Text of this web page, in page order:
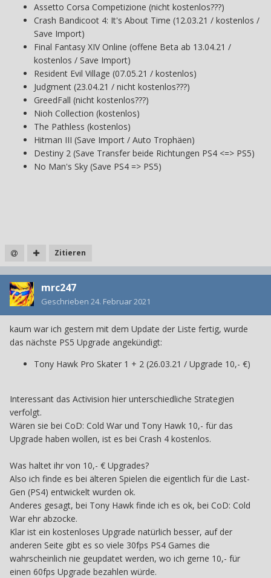
Assetto Corsa Competizione (nicht kostenlos???)
Crash Bandicoot 4: It's About Time (12.03.21 / kostenlos /
Save Import)
Final Fantasy XIV Online (offene Beta ab 13.04.21 /
kostenlos / Save Import)
Resident Evil Village (07.05.21 / kostenlos)
Judgment (23.04.21 / nicht kostenlos???)
GreedFall (nicht kostenlos???)
Nioh Collection (kostenlos)
The Pathless (kostenlos)
Hitman III (Save Import / Auto Trophäen)
Destiny 2 (Save Transfer beide Richtungen PS4 <=> PS5)
No Man's Sky (Save PS4 => PS5)
Zitieren
mrc247
Geschrieben 24. Februar 2021
kaum war ich gestern mit dem Update der Liste fertig, wurde
das nächste PS5 Upgrade angekündigt:
Tony Hawk Pro Skater 1 + 2 (26.03.21 / Upgrade 10,- €)
Interessant das Activision hier unterschiedliche Strategien
verfolgt.
Wären sie bei CoD: Cold War und Tony Hawk 10,- für das
Upgrade haben wollen, ist es bei Crash 4 kostenlos.
Was haltet ihr von 10,- € Upgrades?
Also ich finde es bei älteren Spielen die eigentlich für die Last-
Gen (PS4) entwickelt wurden ok.
Anderes gesagt, bei Tony Hawk finde ich es ok, bei CoD: Cold
War ehr abzocke.
Klar ist ein kostenloses Upgrade natürlich besser, auf der
anderen Seite gibt es so viele 30fps PS4 Games die
wahrscheinlich nie geupdatet werden, wo ich gerne 10,- für
einen 60fps Upgrade bezahlen würde.